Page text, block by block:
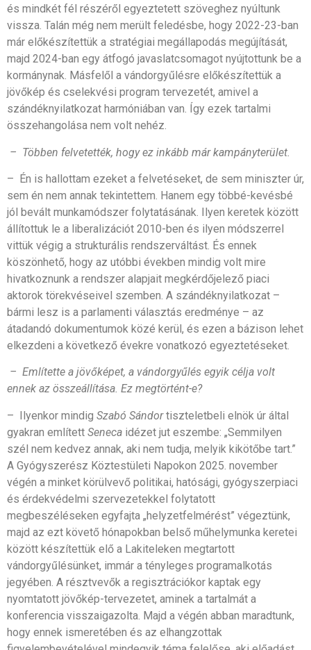
és mindkét fél részéről egyeztetett szöveghez nyúltunk
vissza. Talán még nem merült feledésbe, hogy 2022-23-ban
már előkészítettük a stratégiai megállapodás megújítását,
majd 2024-ban egy átfogó javaslatcsomagot nyújtottunk be a
kormánynak. Másfelől a vándorgyűlésre előkészítettük a
jövőkép és cselekvési program tervezetét, amivel a
szándéknyilatkozat harmóniában van. Így ezek tartalmi
összehangolása nem volt nehéz.
– Többen felvetették, hogy ez inkább már kampányterület.
– Én is hallottam ezeket a felvetéseket, de sem miniszter úr,
sem én nem annak tekintettem. Hanem egy többé-kevésbé
jól bevált munkamódszer folytatásának. Ilyen keretek között
állítottuk le a liberalizációt 2010-ben és ilyen módszerrel
vittük végig a strukturális rendszerváltást. És ennek
köszönhető, hogy az utóbbi években mindig volt mire
hivatkoznunk a rendszer alapjait megkérdőjelező piaci
aktorok törekvéseivel szemben. A szándéknyilatkozat –
bármi lesz is a parlamenti választás eredménye – az
átadandó dokumentumok közé kerül, és ezen a bázison lehet
elkezdeni a következő évekre vonatkozó egyeztetéseket.
– Említette a jövőképet, a vándorgyűlés egyik célja volt
ennek az összeállítása. Ez megtörtént-e?
– Ilyenkor mindig Szabó Sándortiszteletbeli elnök úr által
gyakran említett Seneca idézet jut eszembe: „Semmilyen
szél nem kedvez annak, aki nem tudja, melyik kikötőbe tart.”
A Gyógyszerész Köztestületi Napokon 2025. november
végén a minket körülvevő politikai, hatósági, gyógyszerpiaci
és érdekvédelmi szervezetekkel folytatott
megbeszéléseken egyfajta „helyzetfelmérést” végeztünk,
majd az ezt követő hónapokban belső műhelymunka keretei
között készítettük elő a Lakiteleken megtartott
vándorgyűlésünket, immár a tényleges programalkotás
jegyében. A résztvevők a regisztrációkor kaptak egy
nyomtatott jövőkép-tervezetet, aminek a tartalmát a
konferencia visszaigazolta. Majd a végén abban maradtunk,
hogy ennek ismeretében és az elhangzottak